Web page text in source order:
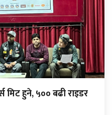
मिट हुने, ५०० बढी राइडर